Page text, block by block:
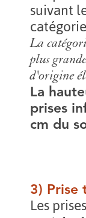
suivant
La
plus
d'origine
La
prises
cm du
3) Prise
Les